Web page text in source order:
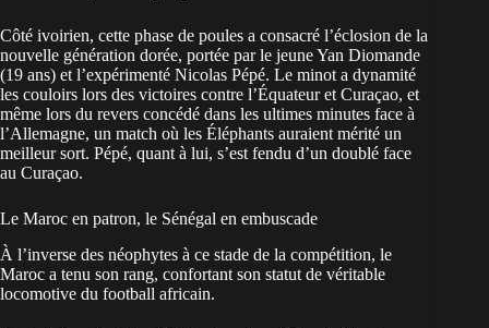
Côté ivoirien, cette phase de poules a consacré l’éclosion de la
nouvelle génération dorée, portée par le jeune Yan Diomande
(19 ans) et l’expérimenté Nicolas Pépé. Le minot a dynamité
les couloirs lors des victoires contre l’Équateur et Curaçao, et
même lors du revers concédé dans les ultimes minutes face à
l’Allemagne, un match où les Éléphants auraient mérité un
meilleur sort. Pépé, quant à lui, s’est fendu d’un doublé face
au Curaçao.
Le Maroc en patron, le Sénégal en embuscade
À l’inverse des néophytes à ce stade de la compétition, le
Maroc a tenu son rang, confortant son statut de véritable
locomotive du football africain.